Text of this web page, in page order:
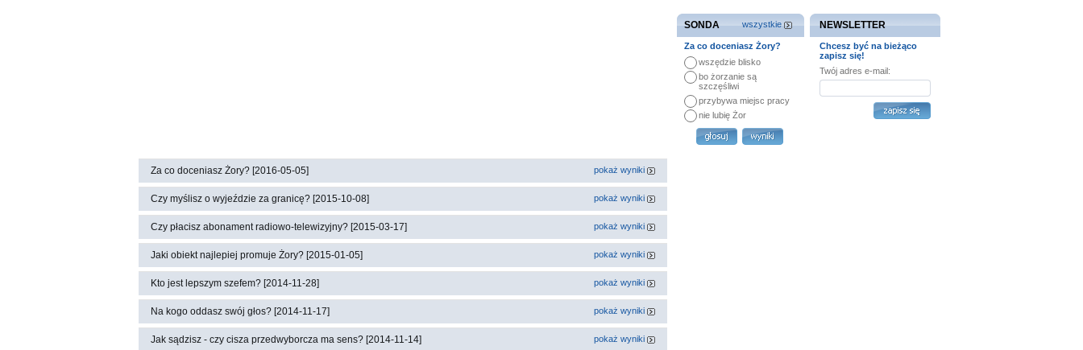
Za co doceniasz Żory? [2016-05-05] pokaż wyniki
Czy myślisz o wyjeździe za granicę? [2015-10-08] pokaż wyniki
Czy płacisz abonament radiowo-telewizyjny? [2015-03-17] pokaż wyniki
Jaki obiekt najlepiej promuje Żory? [2015-01-05] pokaż wyniki
Kto jest lepszym szefem? [2014-11-28] pokaż wyniki
Na kogo oddasz swój głos? [2014-11-17] pokaż wyniki
Jak sądzisz - czy cisza przedwyborcza ma sens? [2014-11-14] pokaż wyniki
SONDA wszystkie
Za co doceniasz Żory?
wszędzie blisko
bo żorzanie są
szczęśliwi
przybywa miejsc pracy
nie lubię Żor
NEWSLETTER
Chcesz być na bieżąco
zapisz się!
Twój adres e-mail: